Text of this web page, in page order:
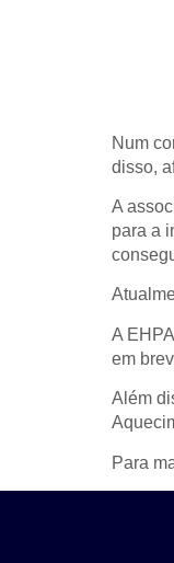
Num
disso,
A
para a
A
em
Além
Para